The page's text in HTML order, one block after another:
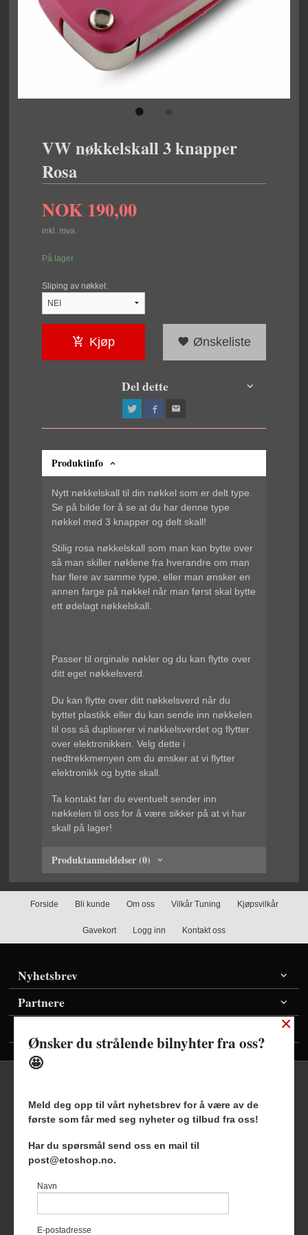
VW nøkkelskall 3 knapper
Rosa
NOK 190,00
inkl. mva.
På lager
Sliping av nøkkel:
Kjøp Ønskeliste
Del dette
Produktinfo
Nytt nøkkelskall til din nøkkel som er delt type.
Se på bilde for å se at du har denne type
nøkkel med 3 knapper og delt skall!
Stilig rosa nøkkelskall som man kan bytte over
så man skiller nøklene fra hverandre om man
har flere av samme type, eller man ønsker en
annen farge på nøkkel når man først skal bytte
ett ødelagt nøkkelskall.
Passer til orginale nøkler og du kan flytte over
ditt eget nøkkelsverd.
Du kan flytte over ditt nøkkelsverd når du
byttet plastikk eller du kan sende inn nøkkelen
til oss så dupliserer vi nøkkelsverdet og flytter
over elektronikken. Velg dette i
nedtrekkmenyen om du ønsker at vi flytter
elektronikk og bytte skall.
Ta kontakt før du eventuelt sender inn
nøkkelen til oss for å være sikker på at vi har
skall på lager!
Produktanmeldelser (0)
Forside Bli kunde Om oss Vilkår Tuning Kjøpsvilkår
Gavekort Logg inn Kontakt oss
Nyhetsbrev
Partnere
Frakt Kjøpsbetingelser Sikkerhet og personvern
Nyhetsbrev Blogg
Foretaksregisteret 927127954
×
Ønsker du strålende bilnyhter fra oss?
🤩
Meld deg opp til vårt nyhetsbrev for å være av de
første som får med seg nyheter og tilbud fra oss!
Har du spørsmål send oss en mail til
post@etoshop.no.
Navn
E-postadresse